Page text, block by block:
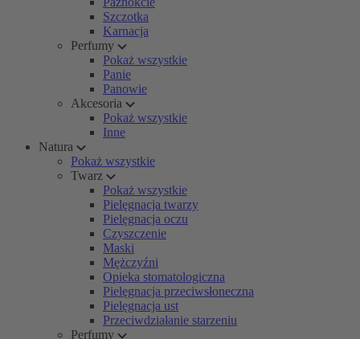
Szczotka
Karnacja
Perfumy
Pokaż wszystkie
Panie
Panowie
Akcesoria
Pokaż wszystkie
Inne
Natura
Pokaż wszystkie
Twarz
Pokaż wszystkie
Pielęgnacja twarzy
Pielęgnacja oczu
Czyszczenie
Maski
Mężczyźni
Opieka stomatologiczna
Pielęgnacja przeciwsłoneczna
Pielęgnacja ust
Przeciwdziałanie starzeniu
Perfumy